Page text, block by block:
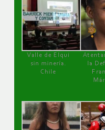
Valle de Elqui
sin minería.
Chile
la